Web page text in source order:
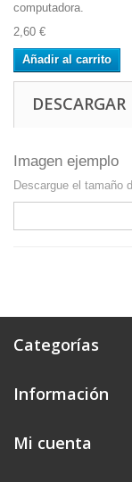
computadora.
2,60 €
Añadir al carrito
DESCARGAR
Imagen ejemplo
Descargue el tamaño
Categorías
Información
Mi cuenta